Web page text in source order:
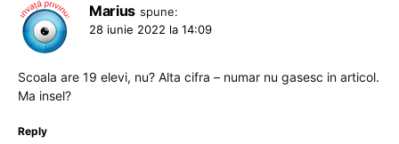
Marius spune:
28 iunie 2022 la 14:09
Scoala are 19 elevi, nu? Alta cifra – numar nu gasesc in articol.
Ma insel?
Reply